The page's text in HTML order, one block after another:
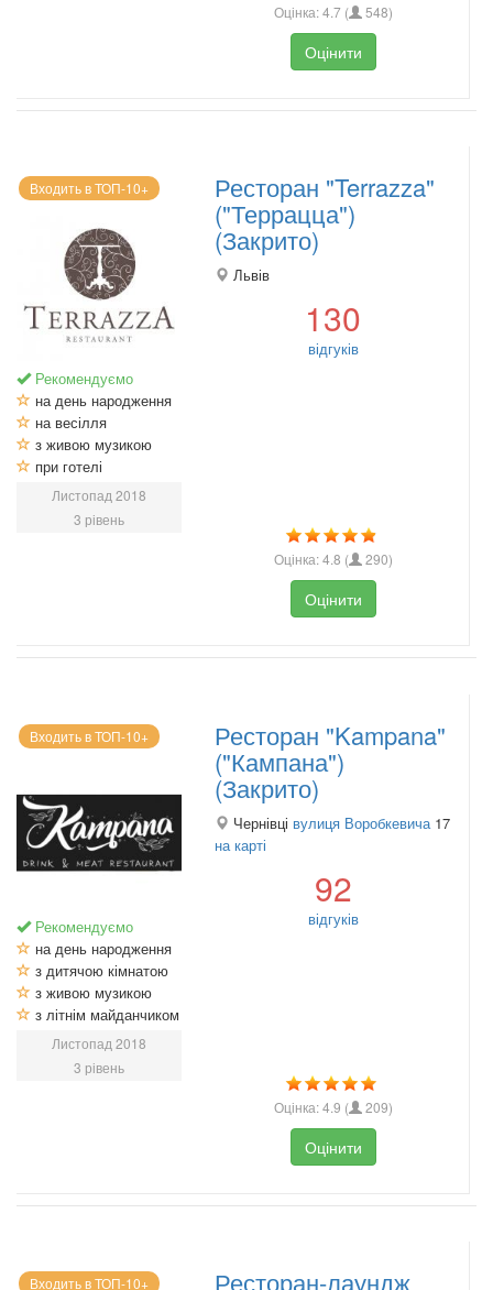
Оцінка:4.7 ( 548)
Оцінити
Входить в ТОП-10+
Рекомендуємо
на день народження
на весілля
з живою музикою
при готелі
Листопад 2018
3 рівень
Ресторан "Terrazza"
("Террацца")
(Закрито)
Львів
130
відгуків
Оцінка:4.8 ( 290)
Оцінити
Входить в ТОП-10+
Рекомендуємо
на день народження
з дитячою кімнатою
з живою музикою
з літнім майданчиком
Листопад 2018
3 рівень
Ресторан "Kampana"
("Кампана")
(Закрито)
Чернівці вулиця Воробкевича 17
на карті
92
відгуків
Оцінка:4.9 ( 209)
Оцінити
Входить в ТОП-10+ Ресторан-лаундж